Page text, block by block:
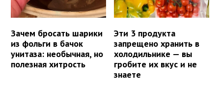
Зачем бросать шарики
из фольги в бачок
унитаза: необычная, но
полезная хитрость
Эти 3 продукта
запрещено хранить в
холодильнике — вы
гробите их вкус и не
знаете